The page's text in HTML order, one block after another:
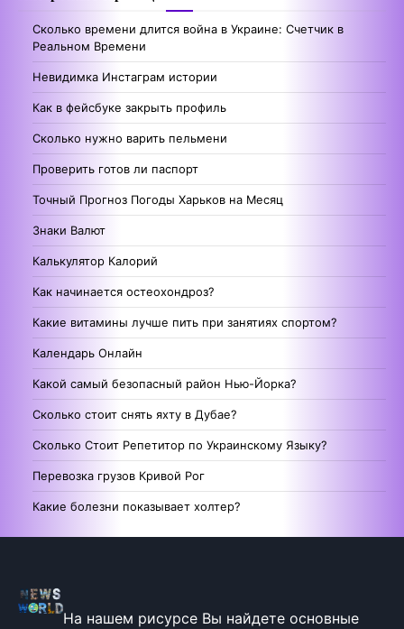
Сколько времени длится война в Украине: Счетчик в
Реальном Времени
Невидимка Инстаграм истории
Как в фейсбуке закрыть профиль
Сколько нужно варить пельмени
Проверить готов ли паспорт
Точный Прогноз Погоды Харьков на Месяц
Знаки Валют
Калькулятор Калорий
Как начинается остеохондроз?
Какие витамины лучше пить при занятиях спортом?
Календарь Онлайн
Какой самый безопасный район Нью-Йорка?
Сколько стоит снять яхту в Дубае?
Сколько Стоит Репетитор по Украинскому Языку?
Перевозка грузов Кривой Рог
Какие болезни показывает холтер?
На нашем рисурсе Вы найдете основные